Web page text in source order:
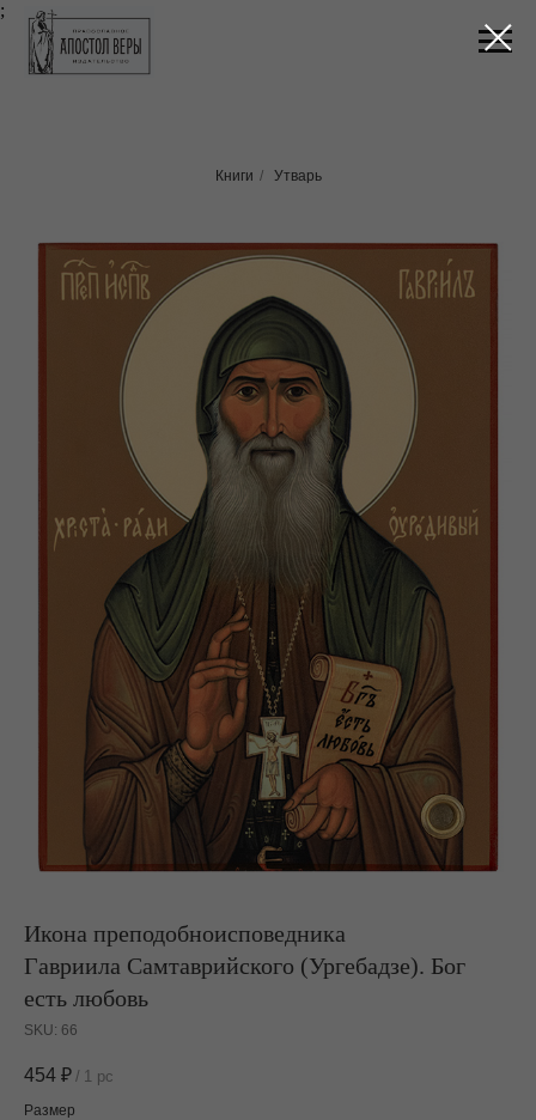
;
Книги / Утварь
Икона преподобноисповедника
Гавриила Самтаврийского (Ургебадзе). Бог
есть любовь
SKU: 66
454 ₽ / 1 pc
Размер